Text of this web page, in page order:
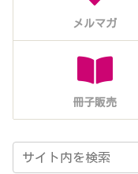
メルマガ
冊子販売